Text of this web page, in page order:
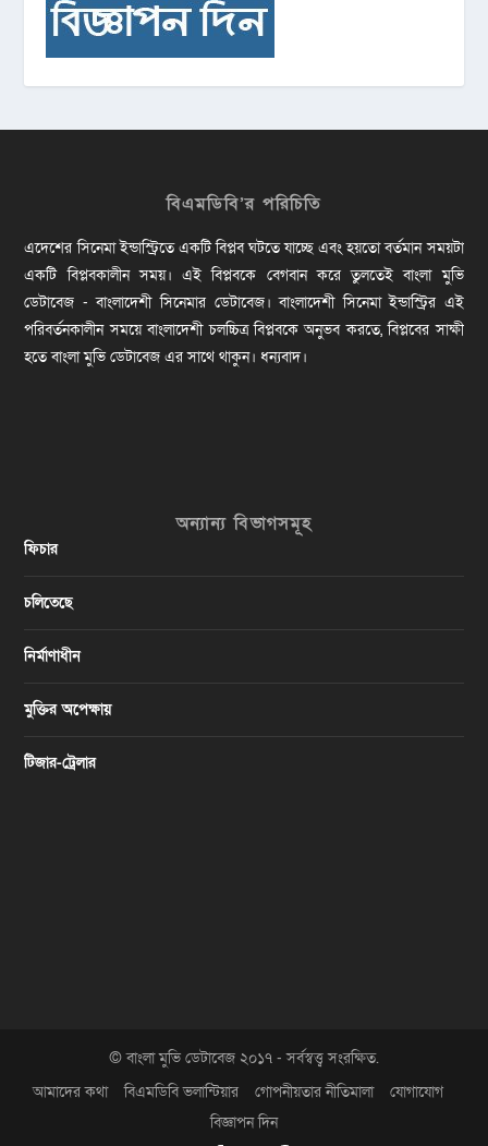
বিএমডিবি’র পরিচিতি
এদেশের সিনেমা ইন্ডাস্ট্রিতে একটি বিপ্লব ঘটতে যাচ্ছে এবং হয়তো বর্তমান সময়টা
একটি বিপ্লবকালীন সময়। এই বিপ্লবকে বেগবান করে তুলতেই বাংলা মুভি
ডেটাবেজ - বাংলাদেশী সিনেমার ডেটাবেজ। বাংলাদেশী সিনেমা ইন্ডাস্ট্রির এই
পরিবর্তনকালীন সময়ে বাংলাদেশী চলচ্চিত্র বিপ্লবকে অনুভব করতে, বিপ্লবের সাক্ষী
হতে বাংলা মুভি ডেটাবেজ এর সাথে থাকুন। ধন্যবাদ।
অন্যান্য বিভাগসমূহ
ফিচার
চলিতেছে
নির্মাণাধীন
মুক্তির অপেক্ষায়
টিজার-ট্রেলার
© বাংলা মুভি ডেটাবেজ ২০১৭ - সর্বস্বত্ত্ব সংরক্ষিত.
আমাদের কথা
বিএমডিবি ভলান্টিয়ার গোপনীয়তার নীতিমালা
যোগাযোগ
বিজ্ঞাপন দিন